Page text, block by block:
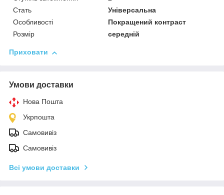
Стать
Універсальна
Особливості
Покращений контраст
Розмір
середній
Приховати
Умови доставки
Нова Пошта
Укрпошта
Самовивіз
Самовивіз
Всі умови доставки